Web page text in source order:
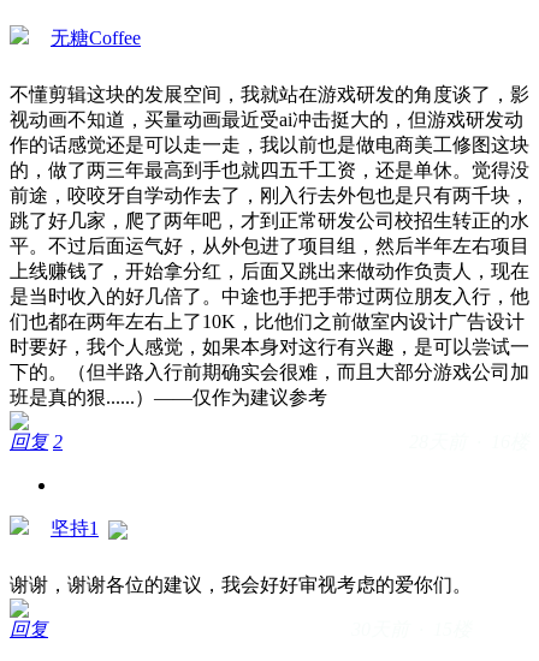
无糖Coffee
不懂剪辑这块的发展空间，我就站在游戏研发的角度谈了，影
视动画不知道，买量动画最近受ai冲击挺大的，但游戏研发动
作的话感觉还是可以走一走，我以前也是做电商美工修图这块
的，做了两三年最高到手也就四五千工资，还是单休。觉得没
前途，咬咬牙自学动作去了，刚入行去外包也是只有两千块，
跳了好几家，爬了两年吧，才到正常研发公司校招生转正的水
平。不过后面运气好，从外包进了项目组，然后半年左右项目
上线赚钱了，开始拿分红，后面又跳出来做动作负责人，现在
是当时收入的好几倍了。中途也手把手带过两位朋友入行，他
们也都在两年左右上了10K，比他们之前做室内设计广告设计
时要好，我个人感觉，如果本身对这行有兴趣，是可以尝试一
下的。（但半路入行前期确实会很难，而且大部分游戏公司加
班是真的狠......）——仅作为建议参考
回复 2
坚持1
谢谢，谢谢各位的建议，我会好好审视考虑的爱你们。
回复